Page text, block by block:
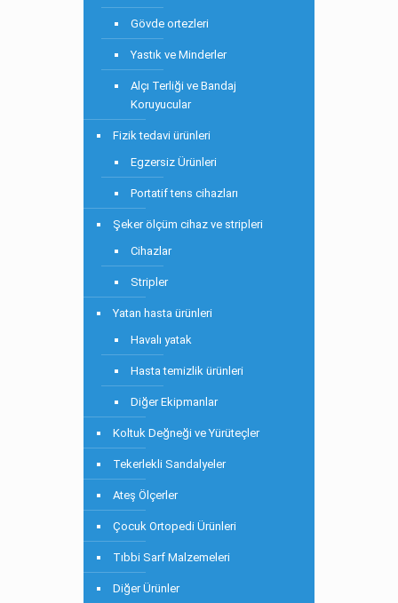
Gövde ortezleri
Yastık ve Minderler
Alçı Terliği ve Bandaj
Koruyucular
Fizik tedavi ürünleri
Egzersiz Ürünleri
Portatif tens cihazları
Şeker ölçüm cihaz ve stripleri
Cihazlar
Stripler
Yatan hasta ürünleri
Havalı yatak
Hasta temizlik ürünleri
Diğer Ekipmanlar
Koltuk Değneği ve Yürüteçler
Tekerlekli Sandalyeler
Ateş Ölçerler
Çocuk Ortopedi Ürünleri
Tıbbi Sarf Malzemeleri
Diğer Ürünler